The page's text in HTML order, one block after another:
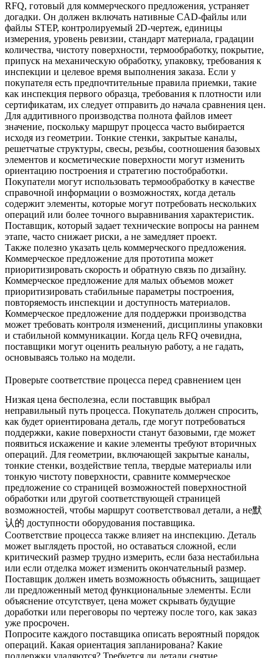
RFQ, готовый для коммерческого предложения, устраняет
догадки. Он должен включать нативные CAD-файлы или
файлы STEP, контролируемый 2D-чертеж, единицы
измерения, уровень ревизии, стандарт материала, градации
количества, чистоту поверхности, термообработку, покрытие,
припуск на механическую обработку, упаковку, требования к
инспекции и целевое время выполнения заказа. Если у
покупателя есть предпочтительные правила приемки, такие
как инспекция первого образца, требования к плотности или
сертификатам, их следует отправить до начала сравнения цен.
Для аддитивного производства полнота файлов имеет
значение, поскольку маршрут процесса часто выбирается
исходя из геометрии. Тонкие стенки, закрытые каналы,
решетчатые структуры, свесы, резьбы, соотношения базовых
элементов и косметические поверхности могут изменить
ориентацию построения и стратегию постобработки.
Покупатели могут использовать термообработку в качестве
справочной информации о возможностях, когда деталь
содержит элементы, которые могут потребовать нескольких
операций или более точного выравнивания характеристик.
Поставщик, который задает технические вопросы на раннем
этапе, часто снижает риски, а не замедляет проект.
Также полезно указать цель коммерческого предложения.
Коммерческое предложение для прототипа может
приоритизировать скорость и обратную связь по дизайну.
Коммерческое предложение для малых объемов может
приоритизировать стабильные параметры построения,
повторяемость инспекции и доступность материалов.
Коммерческое предложение для поддержки производства
может требовать контроля изменений, дисциплины упаковки
и стабильной коммуникации. Когда цель RFQ очевидна,
поставщики могут оценить реальную работу, а не гадать,
основываясь только на модели.
Проверьте соответствие процесса перед сравнением цен
Низкая цена бесполезна, если поставщик выбрал
неправильный путь процесса. Покупатель должен спросить,
как будет ориентирована деталь, где могут потребоваться
поддержки, какие поверхности станут базовыми, где может
появиться искажение и какие элементы требуют вторичных
операций. Для геометрии, включающей закрытые каналы,
тонкие стенки, воздействие тепла, твердые материалы или
тонкую чистоту поверхности, сравните коммерческое
предложение со страницей возможностей поверхностной
обработки или другой соответствующей страницей
возможностей, чтобы маршрут соответствовал детали, а не默
认的 доступности оборудования поставщика.
Соответствие процесса также влияет на инспекцию. Деталь
может выглядеть простой, но оставаться сложной, если
критический размер трудно измерить, если база нестабильна
или если отделка может изменить окончательный размер.
Поставщик должен иметь возможность объяснить, защищает
ли предложенный метод функциональные элементы. Если
объяснение отсутствует, цена может скрывать будущие
доработки или переговоры по чертежу после того, как заказ
уже просрочен.
Попросите каждого поставщика описать вероятный порядок
операций. Какая ориентация запланирована? Какие